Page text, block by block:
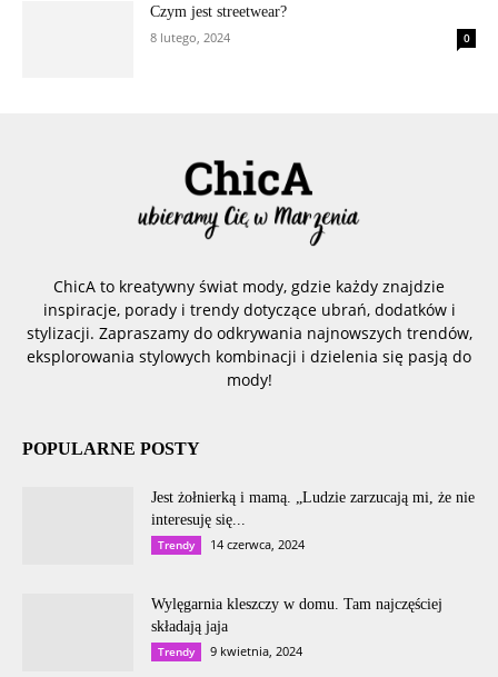
Czym jest streetwear?
8 lutego, 2024
0
ChicA to kreatywny świat mody, gdzie każdy znajdzie
inspiracje, porady i trendy dotyczące ubrań, dodatków i
stylizacji. Zapraszamy do odkrywania najnowszych trendów,
eksplorowania stylowych kombinacji i dzielenia się pasją do
mody!
POPULARNE POSTY
Jest żołnierką i mamą. „Ludzie zarzucają mi, że nie
interesuję się...
Trendy 14 czerwca, 2024
Wylęgarnia kleszczy w domu. Tam najczęściej
składają jaja
Trendy 9 kwietnia, 2024